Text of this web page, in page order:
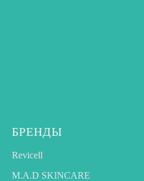
БРЕНДЫ
Revicell
M.A.D SKINCARE